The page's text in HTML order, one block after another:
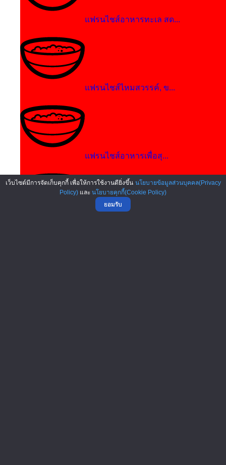
เว็บไซต์มีการจัดเก็บคุกกี้ เพื่อให้การใช้งานดียิ่งขึ้น นโยบายข้อมูลส่วนบุคคล(Privacy
Policy) และ นโยบายคุกกี้(Cookie Policy)
ยอมรับ
แฟรนไชส์อาหารทะเล สด...
แฟรนไชส์ไหมสวรรค์, ข...
แฟรนไชส์อาหารเพื่อสุ...